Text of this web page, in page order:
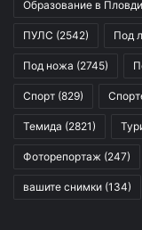
Образование в
ПУЛС (2542) Под
Под ножа (2745)
Спорт (829)
Темида (2821)
Фоторепортаж (247)
вашите снимки (134)